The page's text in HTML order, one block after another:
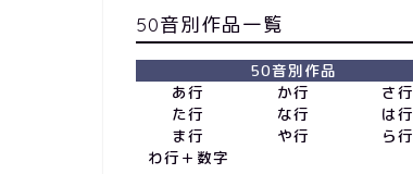
50音別作品一覧
50音別作品
あ行
か行
さ行
た行
な行
は行
ま行
や行
ら行
わ行＋数字